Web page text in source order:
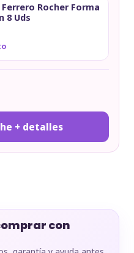
Rocher Forma
8 Uds
+ detalles
con